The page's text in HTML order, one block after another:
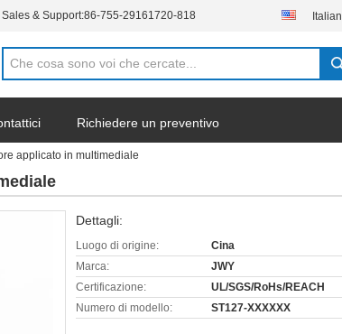
Sales & Support:86-755-29161720-818 Italian
Richiedere un preventivo
applicato in multimediale
Dettagli:
Luogo di origine:
Cina
Marca:
JWY
Certificazione:
UL/SGS/RoHs/REACH
Numero di modello:
ST127-XXXXXX